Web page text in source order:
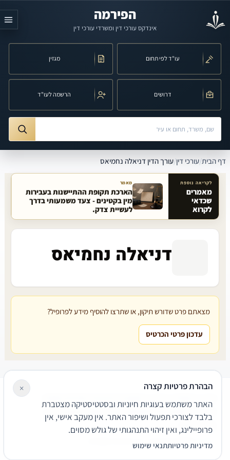
הפירמה
אינדקס עורכי דין ומשרדי עורכי דין
עו"ד לפי תחום מגזין
דרושים הרשמה לעו"ד
חיפוש לפי שם, משרד, תחום משפט או עיר
דף הבית/עורכי דין/עורך הדין דניאלה נחמיאס
מאמרים קשורים באתר
לקריאה נוספת
מאמרים
שכדאי
לקרוא
מאמר
הארכת תקופת ההתיישנות בעבירות
מין בקטינים - צעד משמעותי בדרך
לעשיית צדק.
דניאלה נחמיאס
מצאתם פרט שדורש תיקון, או שתרצו להוסיף מידע לפרופיל?
עדכון פרטי הכרטיס
שירותים משפטיים
דרושים צור קשר נגישותפרטיות
תנאי שימוש
© 2026 הפירמה. כל הזכויות שמורות.
הבהרת פרטיות קצרה
האתר משתמש בעוגיות חיוניות ובסטטיסטיקה מצטברת
בלבד לצורכי תפעול ושיפור האתר. אין מעקב אישי, אין
פרופיילינג, ואין זיהוי התנהגותי של גולש מסוים.
מדיניות פרטיותתנאי שימוש
×